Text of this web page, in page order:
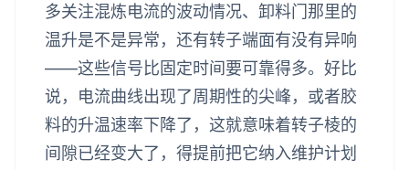
多关注混炼电流的波动情况、卸料门那里的
温升是不是异常，还有转子端面有没有异响
——这些信号比固定时间要可靠得多。好比
说，电流曲线出现了周期性的尖峰，或者胶
料的升温速率下降了，这就意味着转子棱的
间隙已经变大了，得提前把它纳入维护计划